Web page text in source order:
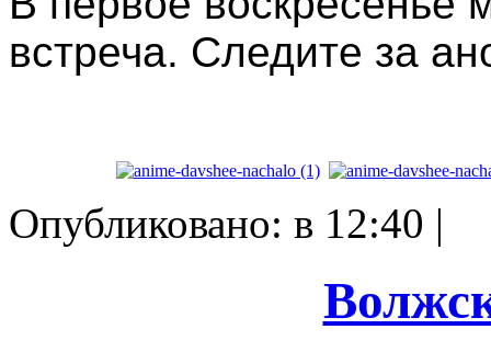
встреча. Следите за
Опубликовано: в 12:40 |